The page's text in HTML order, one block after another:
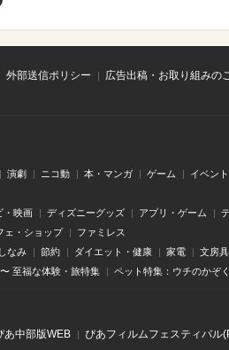
外部送信ポリシー
広告出稿・お取り組みの
演劇 ニコ動 本・マンガ ゲーム イベント
・映画 ディズニーグッズ アプリ・ゲーム
ェ・ショップ ファミレス
なみ 節約 ダイエット・健康 家電 文房具
至福な体験・旅特集 ペット特集：ウチのかぞく
あ中部版WEB ぴあフィルムフェスティバル